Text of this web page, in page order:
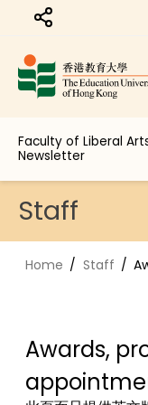
Share to
Faculty of Liberal
Newsletter
Staff
Home Staff
Awards,